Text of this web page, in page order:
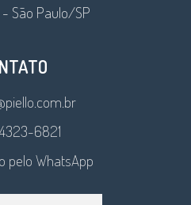
São Paulo/SP
6821
pelo WhatsApp